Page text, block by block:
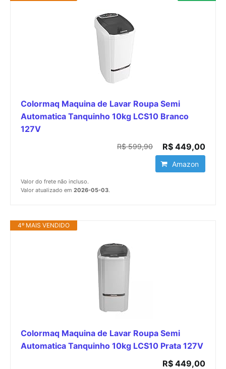
Colormaq Maquina de Lavar Roupa Semi
Automatica Tanquinho 10kg LCS10 Branco
127V
R$ 599,90 R$ 449,00
Amazon
Valor do frete não incluso.
Valor atualizado em 2026-05-03.
4º MAIS VENDIDO
Colormaq Maquina de Lavar Roupa Semi
Automatica Tanquinho 10kg LCS10 Prata 127V
R$ 449,00